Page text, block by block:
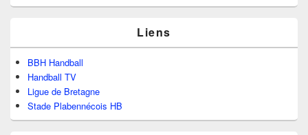
Liens
BBH Handball
Handball TV
Ligue de Bretagne
Stade Plabennécois HB